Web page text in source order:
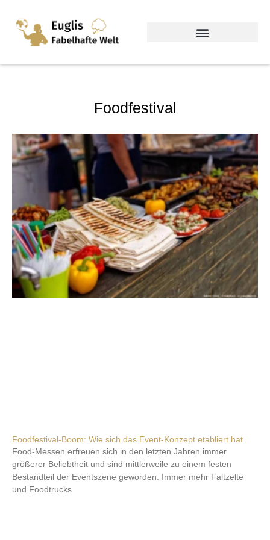
Foodfestival
Foodfestival-Boom: Wie sich das Event-Konzept etabliert hat
Food-Messen erfreuen sich in den letzten Jahren immer
größerer Beliebtheit und sind mittlerweile zu einem festen
Bestandteil der Eventszene geworden. Immer mehr Faltzelte
und Foodtrucks